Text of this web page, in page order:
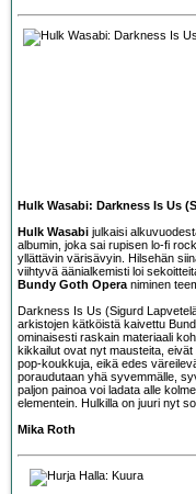
Hulk Wasabi: Darkness Is Us
Hulk Wasabi julkaisi
albumin, joka sai rupisen lo-fi
yllättävin värisävyin. Hilsehän
viihtyvä äänialkemisti loi
Bundy Goth Opera niminen
Darkness Is Us (Sigurd
arkistojen kätköistä kaivettu
ominaisesti raskain materiaali
kikkailut ovat nyt mausteita,
pop-koukkuja, eikä edes
poraudutaan yhä syvemmälle,
paljon painoa voi ladata alle
elementein. Hulkilla on juuri nyt
Mika Roth